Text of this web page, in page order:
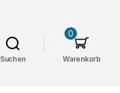
Suchen Warenkorb
0